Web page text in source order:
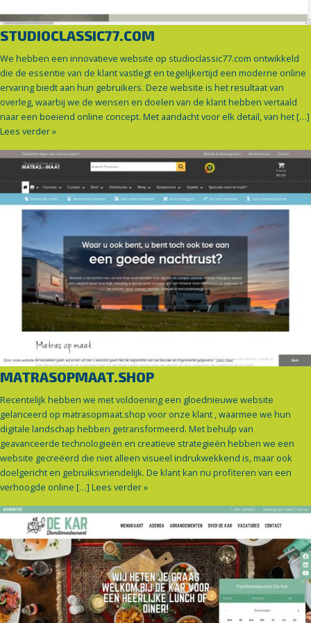
STUDIOCLASSIC77.COM
We hebben een innovatieve website op studioclassic77.com ontwikkeld
die de essentie van de klant vastlegt en tegelijkertijd een moderne online
ervaring biedt aan hun gebruikers. Deze website is het resultaat van
overleg, waarbij we de wensen en doelen van de klant hebben vertaald
naar een boeiend online concept. Met aandacht voor elk detail, van het […]
Lees verder »
MATRASOPMAAT.SHOP
Recentelijk hebben we met voldoening een gloednieuwe website
gelanceerd op matrasopmaat.shop voor onze klant , waarmee we hun
digitale landschap hebben getransformeerd. Met behulp van
geavanceerde technologieën en creatieve strategieën hebben we een
website gecreëerd die niet alleen visueel indrukwekkend is, maar ook
doelgericht en gebruiksvriendelijk. De klant kan nu profiteren van een
verhoogde online […] Lees verder »